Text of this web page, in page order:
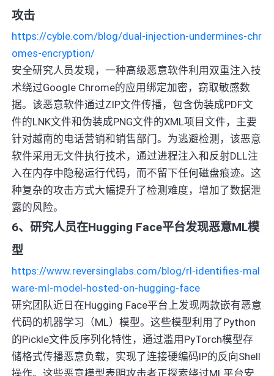
攻击
https://cyble.com/blog/dual-injection-undermines-chr
omes-encryption/
安全研究人员发现，一种高级恶意软件利用双重注入技
术绕过Google Chrome的应用绑定加密，窃取敏感数
据。该恶意软件通过ZIP文件传播，包含伪装成PDF文
件的LNK文件和伪装成PNG文件的XML项目文件，主要
针对越南的电话营销和销售部门。为逃避检测，该恶意
软件采用无文件执行技术，通过进程注入和反射DLL注
入在内存中隐秘运行代码，而不留下任何磁盘痕迹。这
种复杂的攻击方式大幅提升了检测难度，增加了数据泄
露的风险。
6、研究人员在Hugging Face平台发现恶意ML模
型
https://www.reversinglabs.com/blog/rl-identifies-mal
ware-ml-model-hosted-on-hugging-face
研究团队近日在Hugging Face平台上发现两款嵌有恶意
代码的机器学习（ML）模型。这些模型利用了Python
的Pickle文件反序列化特性，通过滥用PyTorch模型存
储格式传播恶意负载，实现了连接硬编码IP的反向Shell
操作。这些恶意模型表明攻击者正探索绕过ML平台安